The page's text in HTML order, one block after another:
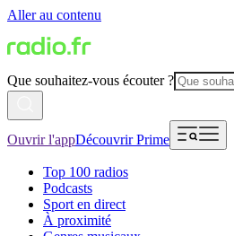
Aller au contenu
Que souhaitez-vous écouter ?
Ouvrir l'appDécouvrir Prime
Top 100 radios
Podcasts
Sport en direct
À proximité